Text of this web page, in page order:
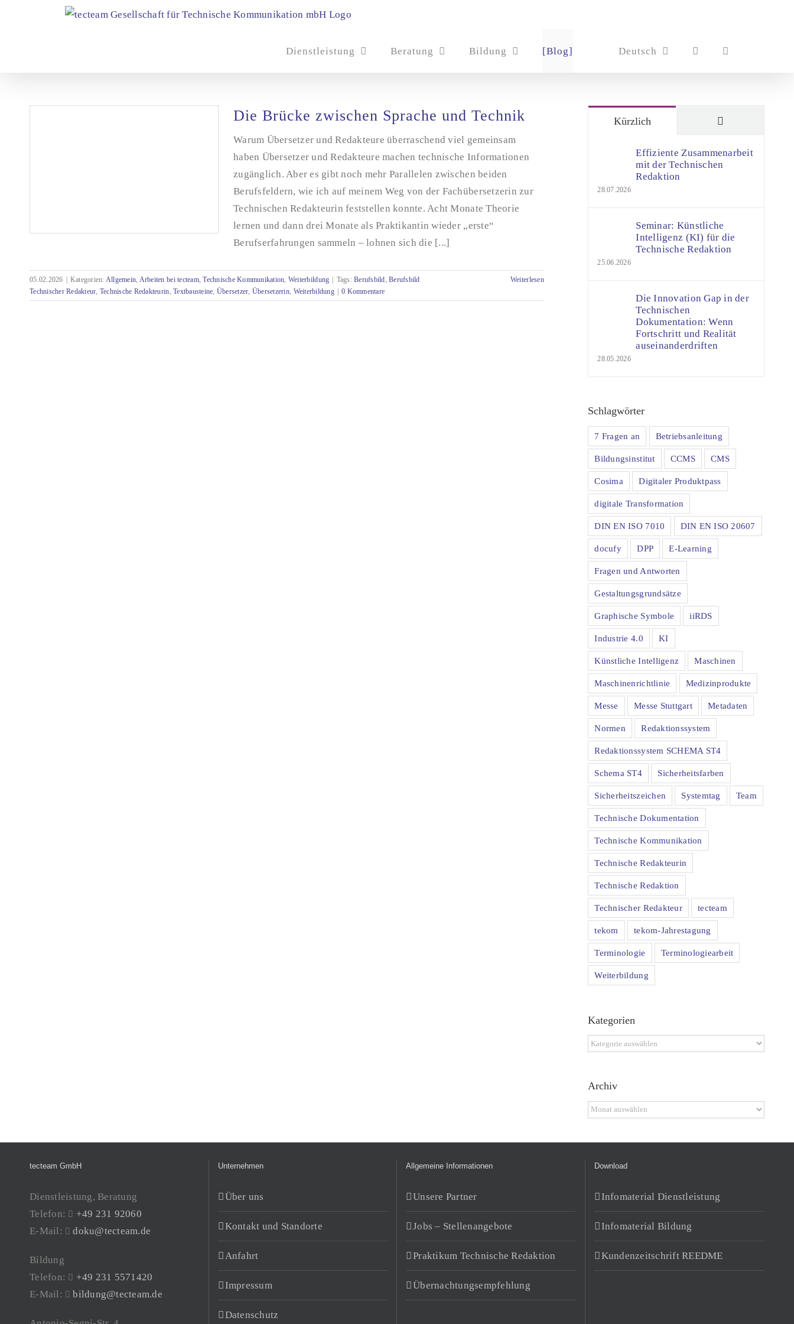
Dienstleistung Beratung Bildung [Blog] Deutsch
Die Brücke zwischen Sprache und Technik
Die Brücke zwischen Sprache und Technik
Warum Übersetzer und Redakteure überraschend viel gemeinsam
haben Übersetzer und Redakteure machen technische Informationen
zugänglich. Aber es gibt noch mehr Parallelen zwischen beiden
Berufsfeldern, wie ich auf meinem Weg von der Fachübersetzerin zur
Technischen Redakteurin feststellen konnte. Acht Monate Theorie
lernen und dann drei Monate als Praktikantin wieder „erste“
Berufserfahrungen sammeln – lohnen sich die [...]
05.02.2026 Kategorien: Allgemein, Arbeiten bei tecteam,Technische Kommunikation, Weiterbildung Tags:Berufsbild,Berufsbild
Technischer Redakteur, Technische Redakteurin,Textbausteine, Übersetzer, Übersetzerin, Weiterbildung 0 Kommentare
Weiterlesen
Kürzlich
Effiziente Zusammenarbeit
mit der Technischen
Redaktion
28.07.2026
Seminar: Künstliche
Intelligenz (KI) für die
Technische Redaktion
25.06.2026
Die Innovation Gap in der
Technischen
Dokumentation: Wenn
Fortschritt und Realität
auseinanderdriften
28.05.2026
Schlagwörter
7 Fragen an Betriebsanleitung
Bildungsinstitut CCMS CMS
Cosima Digitaler Produktpass
digitale Transformation
DIN EN ISO 7010 DIN EN ISO 20607
docufy DPP E-Learning
Fragen und Antworten
Gestaltungsgrundsätze
Graphische Symbole iiRDS
Industrie 4.0 KI
Künstliche Intelligenz Maschinen
Maschinenrichtlinie Medizinprodukte
Messe Messe Stuttgart Metadaten
Normen Redaktionssystem
Redaktionssystem SCHEMA ST4
Schema ST4 Sicherheitsfarben
Sicherheitszeichen Systemtag Team
Technische Dokumentation
Technische Kommunikation
Technische Redakteurin
Technische Redaktion
Technischer Redakteur tecteam
tekom tekom-Jahrestagung
Terminologie Terminologiearbeit
Weiterbildung
Kategorien
Kategorien
Archiv
Archiv
tecteam GmbH
Dienstleistung, Beratung
Telefon:
+49 231 92060
E-Mail:
doku@tecteam.de
Bildung
Telefon:
+49 231 5571420
E-Mail:
bildung@tecteam.de
Unternehmen
Über uns
Kontakt und Standorte
Anfahrt
Impressum
Datenschutz
Allgemeine Informationen
Unsere Partner
Jobs – Stellenangebote
Praktikum Technische Redaktion
Übernachtungsempfehlung
Download
Infomaterial Dienstleistung
Infomaterial Bildung
Kundenzeitschrift REEDME